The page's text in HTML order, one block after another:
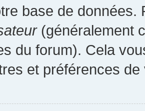
base de
(généralement
du forum). Cela
et préférences